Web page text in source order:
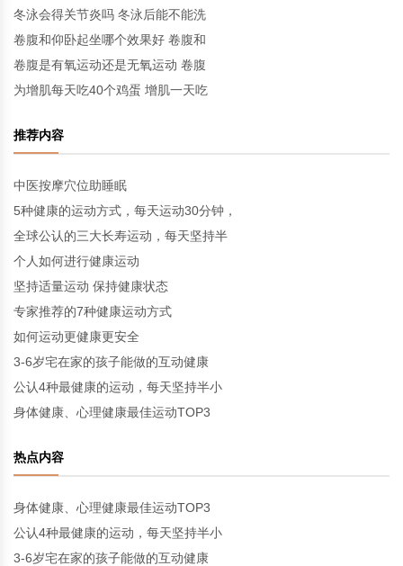
冬泳会得关节炎吗 冬泳后能不能洗
卷腹和仰卧起坐哪个效果好 卷腹和
卷腹是有氧运动还是无氧运动 卷腹
为增肌每天吃40个鸡蛋 增肌一天吃
推荐内容
中医按摩穴位助睡眠
5种健康的运动方式，每天运动30分钟，
全球公认的三大长寿运动，每天坚持半
个人如何进行健康运动
坚持适量运动 保持健康状态
专家推荐的7种健康运动方式
如何运动更健康更安全
3-6岁宅在家的孩子能做的互动健康
公认4种最健康的运动，每天坚持半小
身体健康、心理健康最佳运动TOP3
热点内容
身体健康、心理健康最佳运动TOP3
公认4种最健康的运动，每天坚持半小
3-6岁宅在家的孩子能做的互动健康